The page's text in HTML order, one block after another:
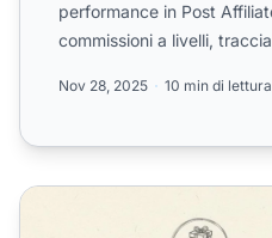
performance in Post
commissioni a livelli,
Nov 28, 2025 10 min di lettura
Perché sono importanti le